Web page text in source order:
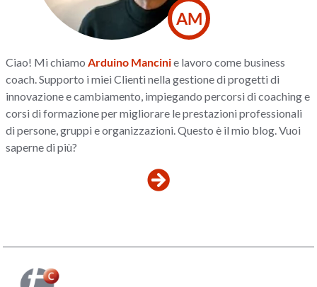
AM
Ciao! Mi chiamo Arduino Mancinie lavoro come business
coach. Supporto i miei Clienti nella gestione di progetti di
innovazione e cambiamento, impiegando percorsi di coaching e
corsi di formazione per migliorare le prestazioni professionali
di persone, gruppi e organizzazioni. Questo è il mio blog. Vuoi
saperne di più?